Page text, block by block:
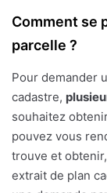
Comment se
parcelle ?
Pour demander
cadastre,
souhaitez
pouvez vous
trouve et
extrait de plan